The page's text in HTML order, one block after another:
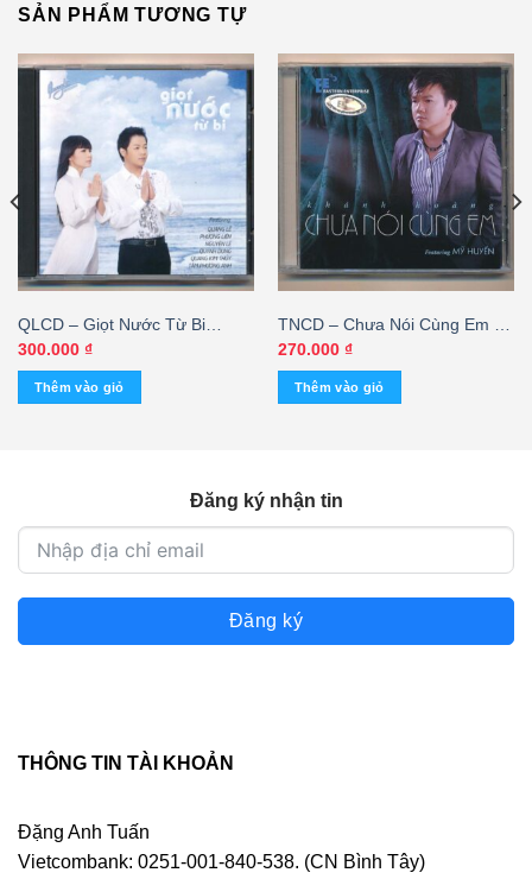
SẢN PHẨM TƯƠNG TỰ
QLCD – Giọt Nước Từ Bi
(TNCD)
300.000 ₫
Thêm vào giỏ
TNCD – Chưa Nói Cùng Em –
Khánh Hoàng
270.000 ₫
Thêm vào giỏ
Đăng ký nhận tin
Đăng ký
THÔNG TIN TÀI KHOẢN
Đặng Anh Tuấn
Vietcombank: 0251-001-840-538. (CN Bình Tây)